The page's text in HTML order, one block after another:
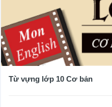
Từ vựng lớp 10 Cơ bản